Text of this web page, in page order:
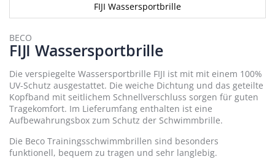
FIJI Wassersportbrille
Anfang
der
Bildergalerie
springen
BECO
FIJI Wassersportbrille
Die verspiegelte Wassersportbrille FIJI ist mit mit einem 100%
UV-Schutz ausgestattet. Die weiche Dichtung und das geteilte
Kopfband mit seitlichem Schnellverschluss sorgen für guten
Tragekomfort. Im Lieferumfang enthalten ist eine
Aufbewahrungsbox zum Schutz der Schwimmbrille.
Die Beco Trainingsschwimmbrillen sind besonders
funktionell, bequem zu tragen und sehr langlebig.